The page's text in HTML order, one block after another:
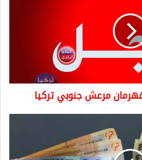
قهرمان مرعش جنوبي تركيا